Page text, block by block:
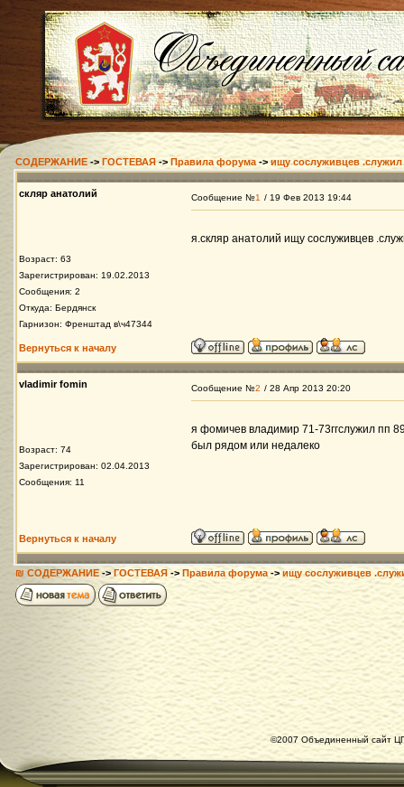
СОДЕРЖАНИЕ ->ГОСТЕВАЯ-> Правила форума ->ищу сослуживцев
скляр анатолий
Возраст: 63
Зарегистрирован: 19.02.2013
Сообщения: 2
Откуда: Бердянск
Гарнизон: Френштад в\ч47344
Сообщение №1 / 19 Фев 2013 19:44
я.скляр анатолий ищу сослуживцев
Вернуться к началу
vladimir fomin
Возраст: 74
Зарегистрирован: 02.04.2013
Сообщения: 11
Сообщение №2 / 28 Апр 2013 20:20
я фомичев владимир 71-73ггслужил пп
был рядом или недалеко
Вернуться к началу
₪ СОДЕРЖАНИЕ->ГОСТЕВАЯ->Правила форума->ищу сослуживцев
©2007 Объединенный сайт